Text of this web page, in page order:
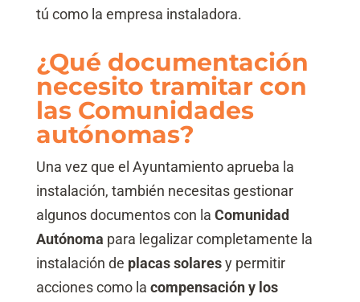
tú como la empresa instaladora.
¿Qué documentación
necesito tramitar con
las Comunidades
autónomas?
Una vez que el Ayuntamiento aprueba la
instalación, también necesitas gestionar
algunos documentos con la Comunidad
Autónoma para legalizar completamente la
instalación de placas solaresy permitir
acciones como la compensación y los